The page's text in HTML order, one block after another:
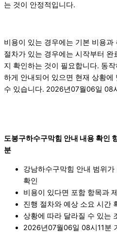
는 것이 안정적입니다.
비용이 있는 경우에는 기본 비용
절차가 있는 경우에는 시작부터
지 확인하는 것이 필요합니다. 동
하게 안내되어 있으면 현재 상황
수 있습니다. 2026년07월06일 08
도봉구하수구막힘 안내 내용 확인
분
강남하수구막힘 안내 범위
확인
비용이 있다면 포함 항목과
진행 절차와 예상 소요 시간
상황에 따라 달라질 수 있는
2026년07월06일 08시11분